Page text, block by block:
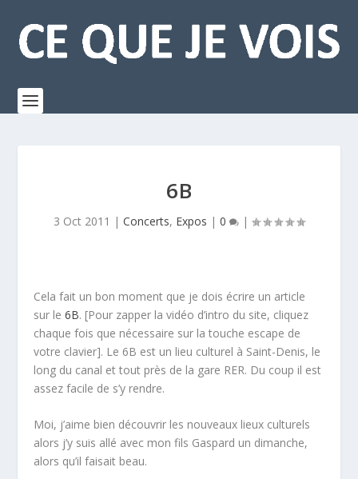
6B
3 Oct 2011 | Concerts, Expos | 0 |
Cela fait un bon moment que je dois écrire un article
sur le6B. [Pour zapper la vidéo d’intro du site, cliquez
chaque fois que nécessaire sur la touche escape de
votre clavier]. Le 6B est un lieu culturel à Saint-Denis, le
long du canal et tout près de la gare RER. Du coup il est
assez facile de s’y rendre.
Moi, j’aime bien découvrir les nouveaux lieux culturels
alors j’y suis allé avec mon fils Gaspard un dimanche,
alors qu’il faisait beau.